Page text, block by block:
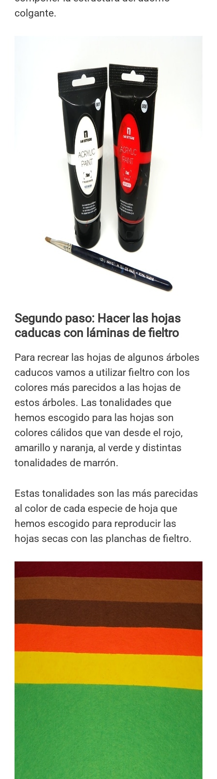
colgante.
Segundo paso: Hacer las hojas
caducas con láminas de fieltro
Para recrear las hojas de algunos árboles
caducos vamos a utilizar fieltro con los
colores más parecidos a las hojas de
estos árboles. Las tonalidades que
hemos escogido para las hojas son
colores cálidos que van desde el rojo,
amarillo y naranja, al verde y distintas
tonalidades de marrón.
Estas tonalidades son las más parecidas
al color de cada especie de hoja que
hemos escogido para reproducir las
hojas secas con las planchas de fieltro.